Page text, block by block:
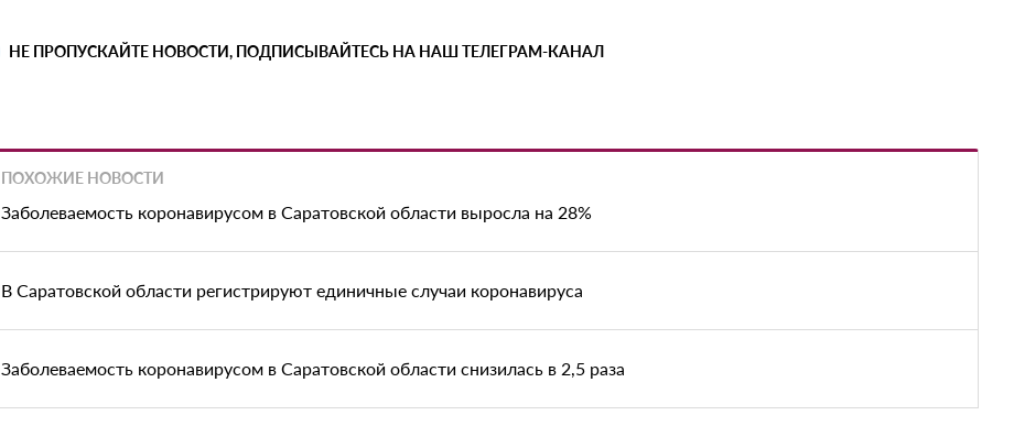
НЕ ПРОПУСКАЙТЕ НОВОСТИ, ПОДПИСЫВАЙТЕСЬ НА НАШ ТЕЛЕГРАМ-КАНАЛ
ПОХОЖИЕ НОВОСТИ
Заболеваемость коронавирусом в Саратовской области выросла на 28%
В Саратовской области регистрируют единичные случаи коронавируса
Заболеваемость коронавирусом в Саратовской области снизилась в 2,5 раза